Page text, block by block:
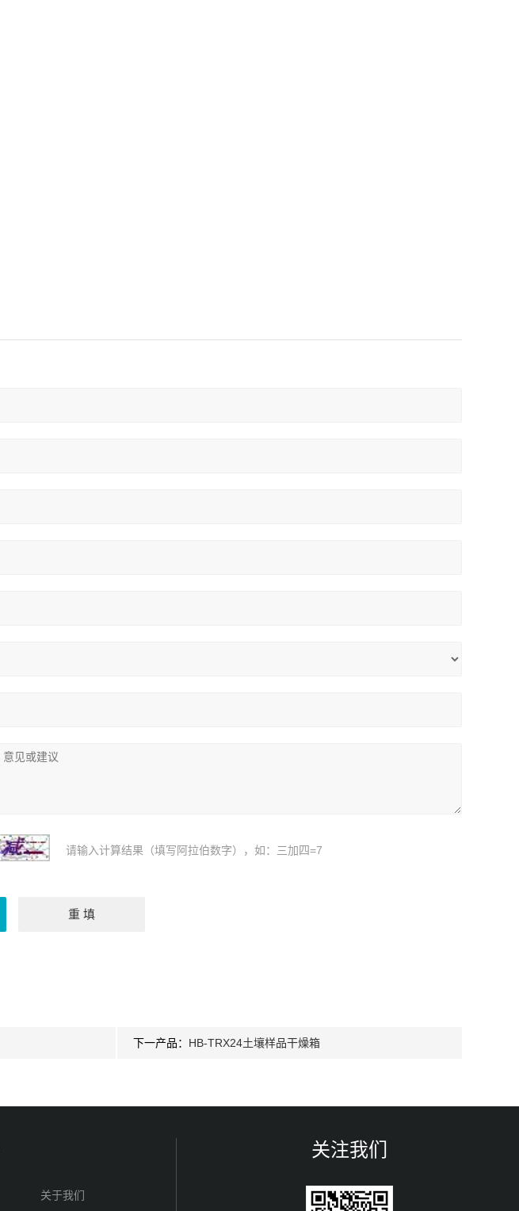
请输入计算结果（填写阿拉伯数字），如：三加四=7
下一产品： HB-TRX24土壤样品干燥箱
关于我们
关注我们